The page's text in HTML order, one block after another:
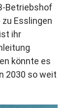
Betriebshof
Esslingen
ihr
könnte es
2030 so weit